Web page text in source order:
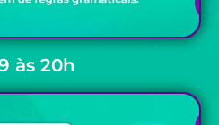
às 20h